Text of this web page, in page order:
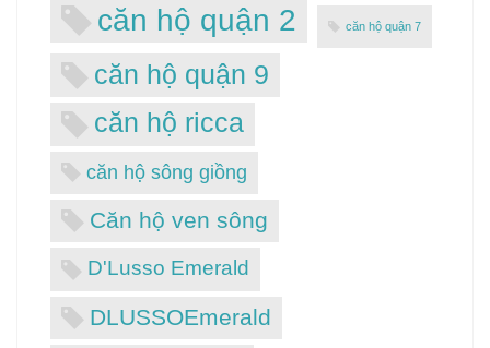
căn hộ quận 2 căn hộ quận 7
căn hộ quận 9
căn hộ ricca
căn hộ sông giồng
Căn hộ ven sông
D'Lusso Emerald
DLUSSOEmerald